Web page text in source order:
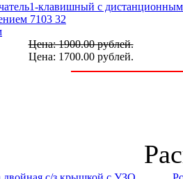
клавишный с дистанционным
7103 32
Цена: 1900.00 рублей.
Цена: 1700.00 рублей.